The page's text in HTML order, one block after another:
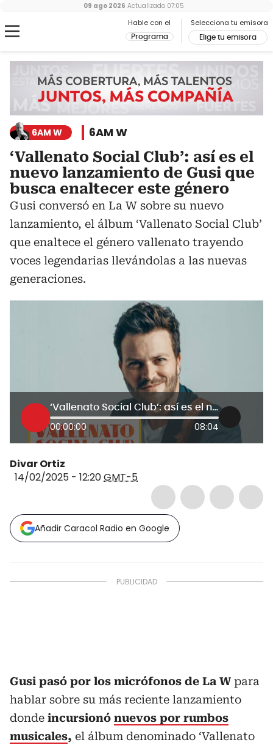
Hable con el
Programa
Selecciona tu emisora
Elige tu emisora
09 ago 2026 Actualizado 07:05
6AM W 6AM W
‘Vallenato Social Club’: así es el
nuevo lanzamiento de Gusi que
busca enaltecer este género
Gusi conversó en La W sobre su nuevo
lanzamiento, el álbum ‘Vallenato Social Club’
que enaltece el género vallenato trayendo
voces legendarias llevándolas a las nuevas
generaciones.
‘Vallenato Social Club’: así es el nuevo lanzamiento de Gusi que busca enaltecer este género
00:00:00 08:04
Divar Ortiz
14/02/2025 - 12:20GMT-5
Añadir Caracol Radio en Google
Gusi pasó por los micrófonos de La W para
hablar sobre su más reciente lanzamiento
donde incursionó nuevos por rumbos
musicales, el álbum denominado ‘Vallenato